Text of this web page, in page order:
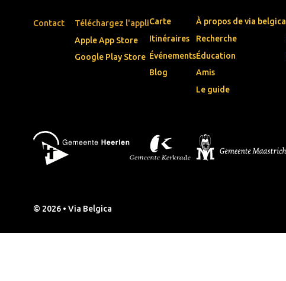
Contact
Téléchargez l'appli
Apple App Store
Google Play Store
Carte
Itinéraires
Événements
Blog
À propos de via belgica
Recherche
Éducation
Amis
Le guide
© 2026 • Via Belgica